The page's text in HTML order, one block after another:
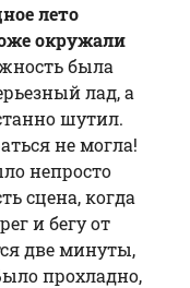
лето
окружали
была
лад, а
шутил.
не могла!
непросто
сцена, когда
и бегу от
две минуты,
прохладно,